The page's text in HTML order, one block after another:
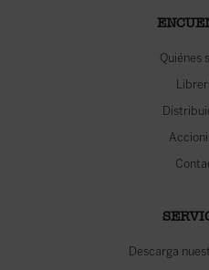
Quiénes
Descarga